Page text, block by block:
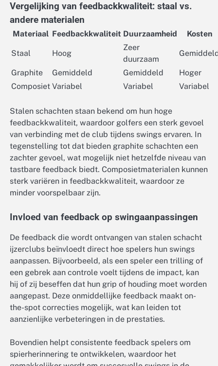
Vergelijking van feedbackkwaliteit: staal vs.
andere materialen
Materiaal Feedbackkwaliteit Duurzaamheid Kosten
Staal Hoog
Zeer
duurzaam
Graphite Gemiddeld Gemiddeld
Hoger
Composiet Variabel Variabel Variabel
Stalen schachten staan bekend om hun hoge
feedbackkwaliteit, waardoor golfers een sterk gevoel
van verbinding met de club tijdens swings ervaren. In
tegenstelling tot dat bieden graphite schachten een
zachter gevoel, wat mogelijk niet hetzelfde niveau van
tastbare feedback biedt. Composietmaterialen kunnen
sterk variëren in feedbackkwaliteit, waardoor ze
minder voorspelbaar zijn.
Invloed van feedback op swingaanpassingen
De feedback die wordt ontvangen van stalen schacht
ijzerclubs beïnvloedt direct hoe spelers hun swings
aanpassen. Bijvoorbeeld, als een speler een trilling of
een gebrek aan controle voelt tijdens de impact, kan
hij of zij beseffen dat hun grip of houding moet worden
aangepast. Deze onmiddellijke feedback maakt on-
the-spot correcties mogelijk, wat kan leiden tot
aanzienlijke verbeteringen in de prestaties.
Bovendien helpt consistente feedback spelers om
spierherinnering te ontwikkelen, waardoor het